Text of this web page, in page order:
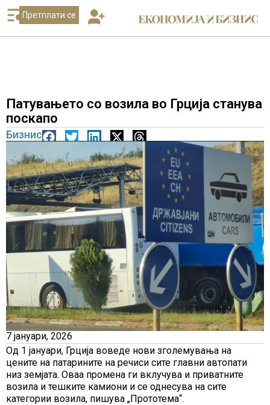
Претплати се
Патувањето со возила во Грција станува
поскапо
Бизнис
7 јануари, 2026
Од 1 јануари, Грција воведе нови зголемувања на
цените на патарините на речиси сите главни автопати
низ земјата. Оваа промена ги вклучува и приватните
возила и тешките камиони и се однесува на сите
категории возила, пишува „Прототема“.